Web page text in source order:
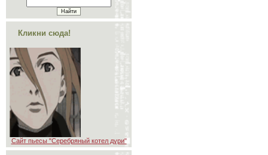
Кликни сюда!
Сайт пьесы "Серебряный котел дури"